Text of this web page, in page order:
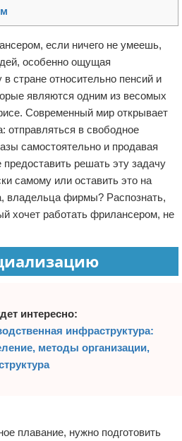
если ничего не умеешь,
особенно ощущая
стране относительно пенсий и
являются одним из весомых
Современный мир открывает
отправляться в свободное
самостоятельно и продавая
решать эту задачу
самому или оставить это на
владельца фирмы? Распознать,
хочет работать фрилансером, не
интересно:
инфраструктура:
методы организации,
плавание, нужно подготовить